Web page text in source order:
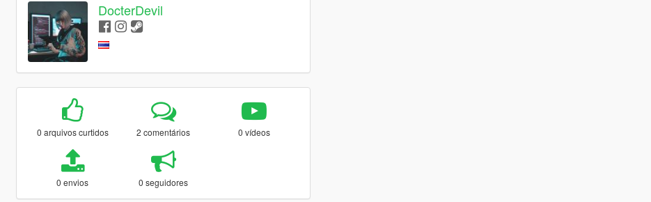
DocterDevil
0 arquivos curtidos 2 comentários 0 vídeos
0 envios 0 seguidores